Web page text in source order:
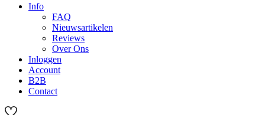
Info
FAQ
Nieuwsartikelen
Reviews
Over Ons
Inloggen
Account
B2B
Contact